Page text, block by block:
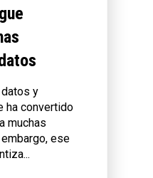
y
ha convertido
muchas
ese